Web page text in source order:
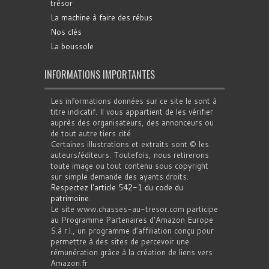
trésor
La machine à faire des rébus
Nos clés
La boussole
INFORMATIONS IMPORTANTES
Les informations données sur ce site le sont à
titre indicatif. Il vous appartient de les vérifier
auprès des organisateurs, des annonceurs ou
de tout autre tiers cité.
Certaines illustrations et extraits sont © les
auteurs/éditeurs. Toutefois, nous retirerons
toute image ou tout contenu sous copyright
sur simple demande des ayants droits.
Respectez l'article 542-1 du code du
patrimoine.
Le site www.chasses-au-tresor.com participe
au Programme Partenaires d’Amazon Europe
S.à r.l., un programme d’affiliation conçu pour
permettre à des sites de percevoir une
rémunération grâce à la création de liens vers
Amazon.fr